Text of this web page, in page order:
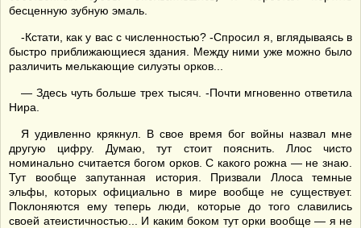
бесценную зубную эмаль.
-Кстати, как у вас с численностью? -Спросил я, вглядываясь в
быстро приближающиеся здания. Между ними уже можно было
различить мелькающие силуэты орков...
— Здесь чуть больше трех тысяч. -Почти мгновенно ответила
Нира.
Я удивленно крякнул. В свое время бог войны назвал мне
другую цифру. Думаю, тут стоит пояснить. Ллос чисто
номинально считается богом орков. С какого рожна — не знаю.
Тут вообще запутанная история. Призвали Ллоса темные
эльфы, которых официально в мире вообще не существует.
Поклоняются ему теперь люди, которые до того славились
своей атеистичностью... И каким боком тут орки вообще — я не